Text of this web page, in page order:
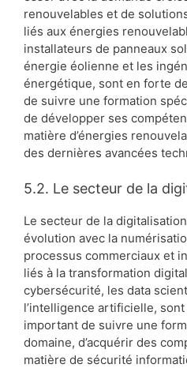
renouvelables et de
liés aux énergies
installateurs de panneaux
énergie éolienne et les
énergétique, sont en forte
de suivre une formation
de développer ses
matière d’énergies
des dernières avancées
5.2. Le secteur de la
Le secteur de la
évolution avec la
processus commerciaux et
liés à la transformation
cybersécurité, les data
l’intelligence artificielle,
important de suivre une
domaine, d’acquérir des
matière de sécurité